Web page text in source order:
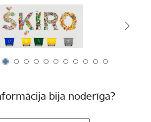
bija noderīga?